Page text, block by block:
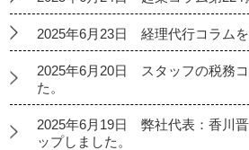
2025年6月23日 経理代行コラムを
2025年6月20日 スタッフの税務
た。
2025年6月19日 弊社代表：香川
ップしました。